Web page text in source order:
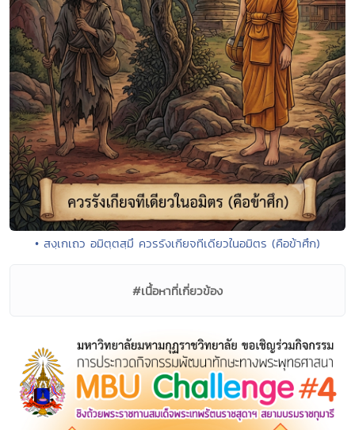
• สงฺเกเถว อมิตฺตสฺมึ ควรรังเกียจทีเดียวในอมิตร (คือข้าศึก)
#เนื้อหาที่เกี่ยวข้อง